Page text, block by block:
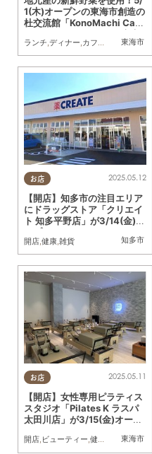
東海市
1(木)オープンの東海市創造の
杜交流館「KonoMachi Caf
e」でランチ／ちたまる広告
ランチ,ディナー,カフェ スイーツ,開店
お店
知多市
2025.05.12
【開店】知多市の注目エリア
にドラッグストア「クリエイ
ト 知多平野店」が3/14(金)オ
ープン
開店,健康,雑貨
お店
東海市
2025.05.11
【開店】女性専用ピラティス
スタジオ「Pilates K ラスパ
太田川店」が3/15(金)オープ
開店, ビューティー,健康 おひとりさま